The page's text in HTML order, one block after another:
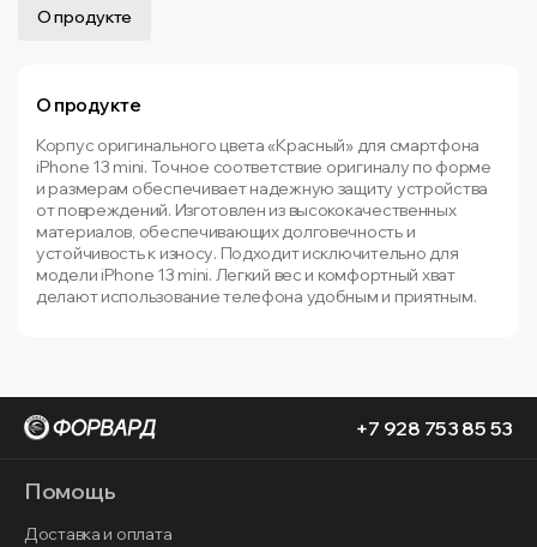
О продукте
О продукте
Корпус оригинального цвета «Красный» для смартфона
iPhone 13 mini. Точное соответствие оригиналу по форме
и размерам обеспечивает надежную защиту устройства
от повреждений. Изготовлен из высококачественных
материалов, обеспечивающих долговечность и
устойчивость к износу. Подходит исключительно для
модели iPhone 13 mini. Легкий вес и комфортный хват
делают использование телефона удобным и приятным.
+7 928 753 85 53
Помощь
Доставка и оплата